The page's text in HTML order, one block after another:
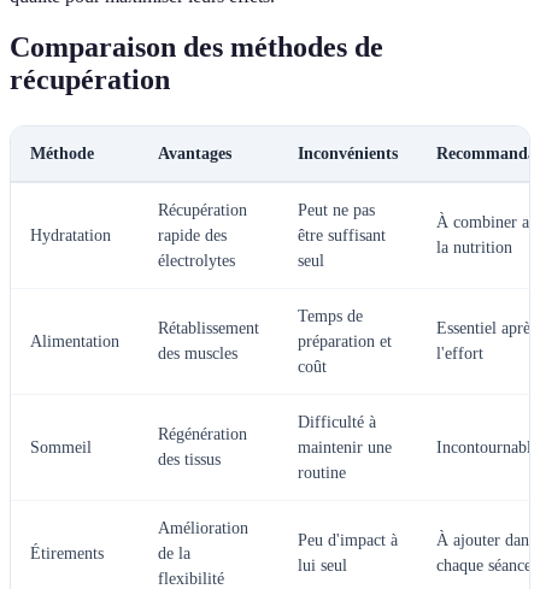
Comparaison des méthodes de
récupération
Méthode Avantages Inconvénients
Hydratation
Récupération
rapide des
électrolytes
Peut ne pas
être suffisant
seul
À combiner
la nutrition
Alimentation
Rétablissement
des muscles
Temps de
préparation et
coût
Essentiel après
l'effort
Sommeil
Régénération
des tissus
Difficulté à
maintenir une
routine
Incontournable
Étirements
Amélioration
de la
flexibilité
Peu d'impact à
lui seul
À ajouter dans
chaque séance